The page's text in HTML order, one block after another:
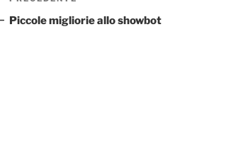
articoli
precedente:
Piccole migliorie allo showbot